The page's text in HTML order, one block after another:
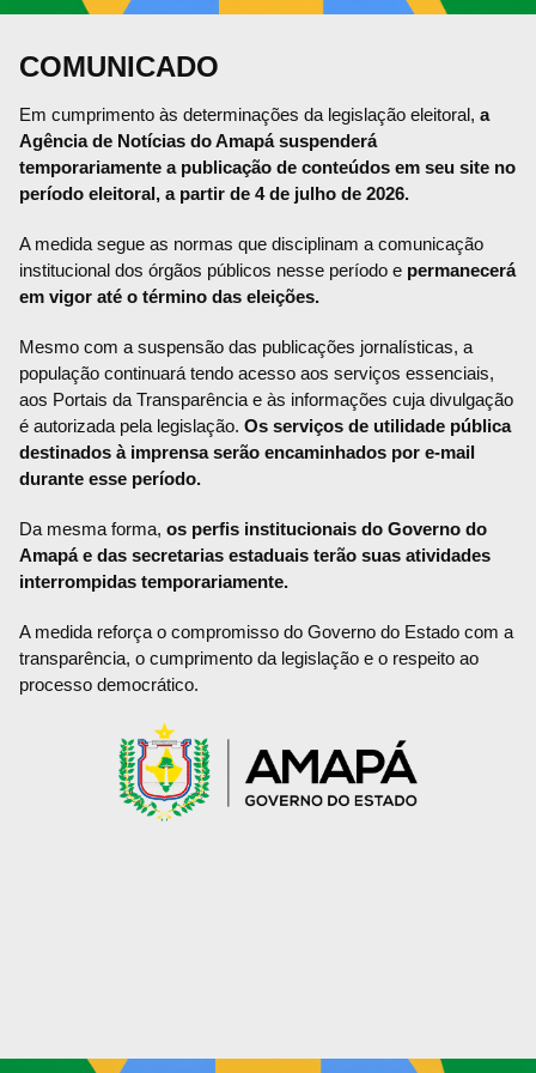
COMUNICADO
Em cumprimento às determinações da legislação eleitoral, a
Agência de Notícias do Amapá suspenderá
temporariamente a publicação de conteúdos em seu site no
período eleitoral, a partir de 4 de julho de 2026.
A medida segue as normas que disciplinam a comunicação
institucional dos órgãos públicos nesse período e permanecerá
em vigor até o término das eleições.
Mesmo com a suspensão das publicações jornalísticas, a
população continuará tendo acesso aos serviços essenciais,
aos Portais da Transparência e às informações cuja divulgação
é autorizada pela legislação. Os serviços de utilidade pública
destinados à imprensa serão encaminhados por e-mail
durante esse período.
Da mesma forma, os perfis institucionais do Governo do
Amapá e das secretarias estaduais terão suas atividades
interrompidas temporariamente.
A medida reforça o compromisso do Governo do Estado com a
transparência, o cumprimento da legislação e o respeito ao
processo democrático.